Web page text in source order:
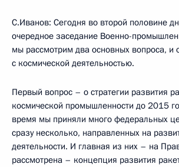
С.Иванов: Сегодня во второй половине
очередное заседание Военно-
мы рассмотрим два основных вопроса, и
с космической деятельностью.
Первый вопрос – о стратегии развития
космической промышленности до 2015
время мы приняли много федеральных
сразу несколько, направленных на
деятельности. И главная из них – на
рассмотрена – концепция развития